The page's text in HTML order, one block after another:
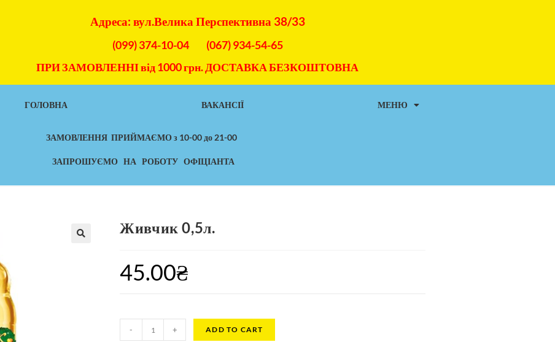
Адреса: вул.Велика Перспективна 38/33
(099) 374-10-04
(067) 934-54-65
ПРИ ЗАМОВЛЕННІ від 1000 грн. ДОСТАВКА БЕЗКОШТОВНА
ГОЛОВНА ВАКАНСІЇ МЕНЮ
ЗАМОВЛЕННЯ ПРИЙМАЄМО з 10-00 до 21-00
ЗАПРОШУЄМО НА РОБОТУ ОФІЦІАНТА
Живчик 0,5л.
45.00₴
- + ADD TO CART